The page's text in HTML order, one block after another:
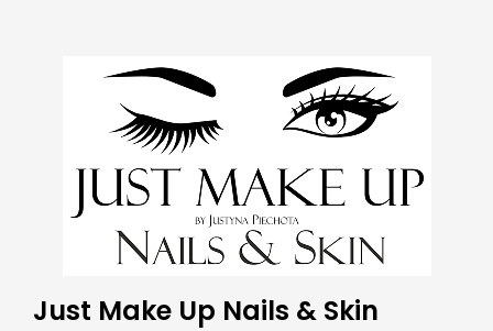
Just Make Up Nails & Skin